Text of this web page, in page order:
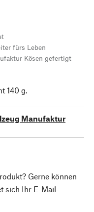
fürs Leben
Kösen gefertigt
140 g.
Manufaktur
Gerne können
sich Ihr E-Mail-